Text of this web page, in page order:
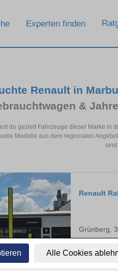
Alle Cookies
Experten finden
Renault in
&
du gezielt Fahrzeuge dieser Marke
Modelle aus dem regionalen
sind.
Renault
Grünberg,
5.900 km